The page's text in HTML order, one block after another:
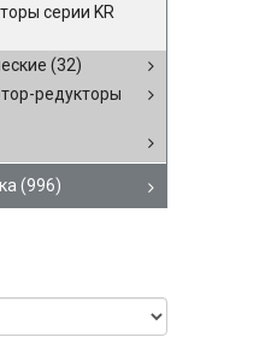
серии KR
(32)
редукторы
(996)